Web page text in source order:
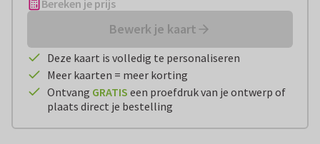
Bereken je prijs
Bewerk je kaart
Deze kaart is volledig te personaliseren
Meer kaarten = meer korting
Ontvang GRATIS een proefdruk van je ontwerp of
plaats direct je bestelling